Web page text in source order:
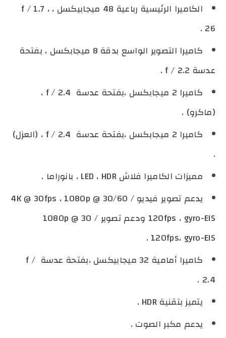
الكاميرا الرئيسية رباعية 48 ميجابيكسل ، f / 1.7 ،
26 .
كاميرا التصوير الواسع بدقة 8 ميجابكسل ، بفتحة
عدسة f / 2.2 .
كاميرا 2 ميجابكسل ،بفتحة عدسة f / 2.4 ،
(ماكرو) .
كاميرا 2 ميجابكسل ،بفتحة عدسة f / 2.4 ، (العزل)
.
مميزات الكاميرا فلاش LED ، HDR ، بانوراما .
يدعم تصوير فيديو 4K @ 30fps ، 1080p @ 30/60 /
120fps ، gyro-EIS ودعم تصوير 1080p @ 30 /
120fps، gyro-EIS .
كاميرا أمامية 32 ميجابيكسل ،بفتحة عدسة f /
2.4 .
يتميز بتقنية HDR .
يدعم مكبر الصوت .